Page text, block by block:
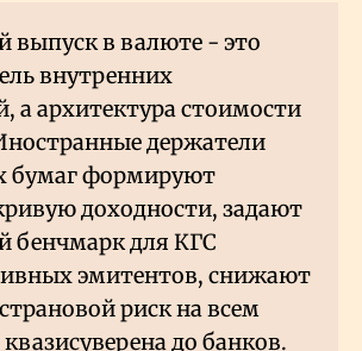
выпуск в валюте - это
внутренних
а архитектура стоимости
держатели
бумаг формируют
доходности, задают
бенчмарк для КГС
эмитентов, снижают
риск на всем
до банков.